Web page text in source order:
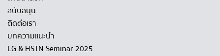
สนับสนุน
ติดต่อเรา
บทความแนะนำ
LG & HSTN Seminar 2025